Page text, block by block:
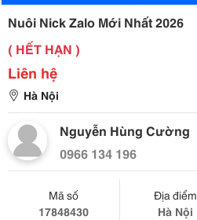
Nuôi Nick Zalo Mới Nhất 2026
( HẾT HẠN )
Liên hệ
Hà Nội
Nguyễn Hùng Cường
0966 134 196
Mã số
17848430
Địa điểm
Hà Nội